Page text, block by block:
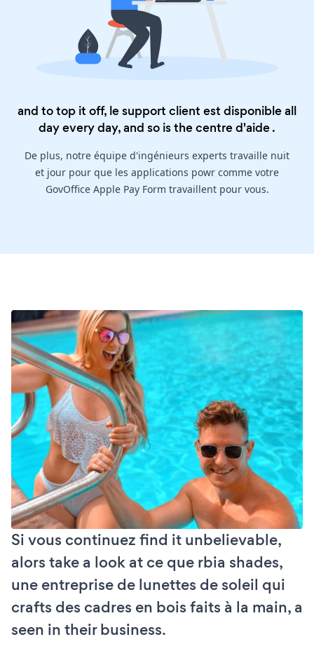
and to top it off, le support client est disponible all
day every day, and so is thecentre d'aide.
De plus, notre équipe d'ingénieurs experts travaille nuit
et jour pour que les applications powr comme votre
GovOffice Apple Pay Form travaillent pour vous.
Si vous continuez find it unbelievable,
alors take a look at ce que rbia shades,
une entreprise de lunettes de soleil qui
crafts des cadres en bois faits à la main, a
seen in their business.